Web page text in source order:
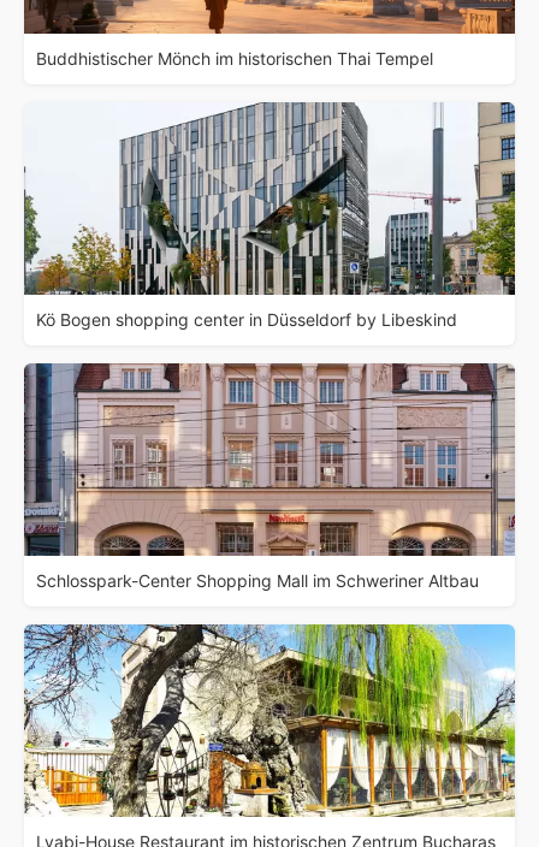
Buddhistischer Mönch im historischen Thai Tempel
Kö Bogen shopping center in Düsseldorf by Libeskind
Schlosspark-Center Shopping Mall im Schweriner Altbau
Lyabi-House Restaurant im historischen Zentrum Bucharas